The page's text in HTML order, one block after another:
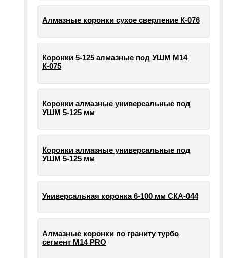
Алмазные коронки сухое сверление К-076
Коронки 5-125 алмазные под УШМ М14
К-075
Коронки алмазные универсальные под
УШМ 5-125 мм
Коронки алмазные универсальные под
УШМ 5-125 мм
Универсальная коронка 6-100 мм СКА-044
Алмазные коронки по граниту турбо
сегмент М14 PRO